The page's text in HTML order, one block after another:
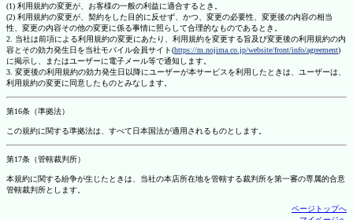
(1) 利用規約の変更が、お客様の一般の利益に適合するとき。
(2) 利用規約の変更が、契約をした目的に反せず、かつ、変更の必要性、変更後の内容の相当
性、変更の内容その他の変更に係る事情に照らして合理的なものであるとき。
2. 当社は前項による利用規約の変更にあたり、利用規約を変更する旨及び変更後の利用規約の内
容とその効力発生日を当社モバイル会員サイト(https://m.nojima.co.jp/website/front/info/agreement)
に掲示し、またはユーザーに電子メール等で通知します。
3. 変更後の利用規約の効力発生日以降にユーザーが本サービスを利用したときは、ユーザーは、
利用規約の変更に同意したものとみなします。
第16条（準拠法）
この規約に関する準拠法は、すべて日本国法が適用されるものとします。
第17条（管轄裁判所）
本規約に関する紛争が生じたときは、当社の本店所在地を管轄する裁判所を第一審の専属的合意
管轄裁判所とします。
ページトップへ